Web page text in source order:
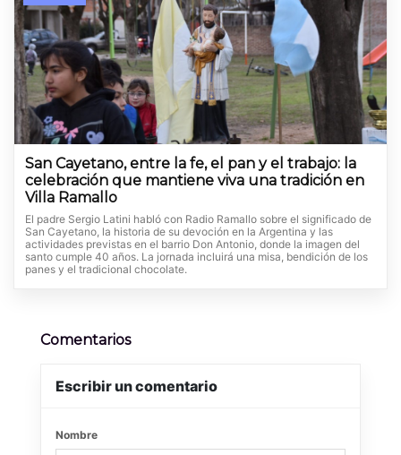
San Cayetano, entre la fe, el pan y el trabajo: la
celebración que mantiene viva una tradición en
Villa Ramallo
El padre Sergio Latini habló con Radio Ramallo sobre el significado de
San Cayetano, la historia de su devoción en la Argentina y las
actividades previstas en el barrio Don Antonio, donde la imagen del
santo cumple 40 años. La jornada incluirá una misa, bendición de los
panes y el tradicional chocolate.
Comentarios
Escribir un comentario
Nombre